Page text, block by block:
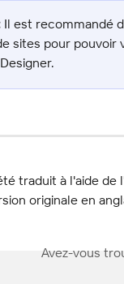
Il est recommandé
sites pour pouvoir
traduit à l'aide de
originale en
Avez-vous